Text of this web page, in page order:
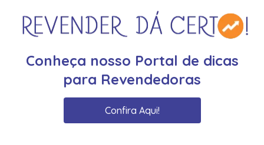
Conheça nosso Portal de dicas
para Revendedoras
Confira Aqui!